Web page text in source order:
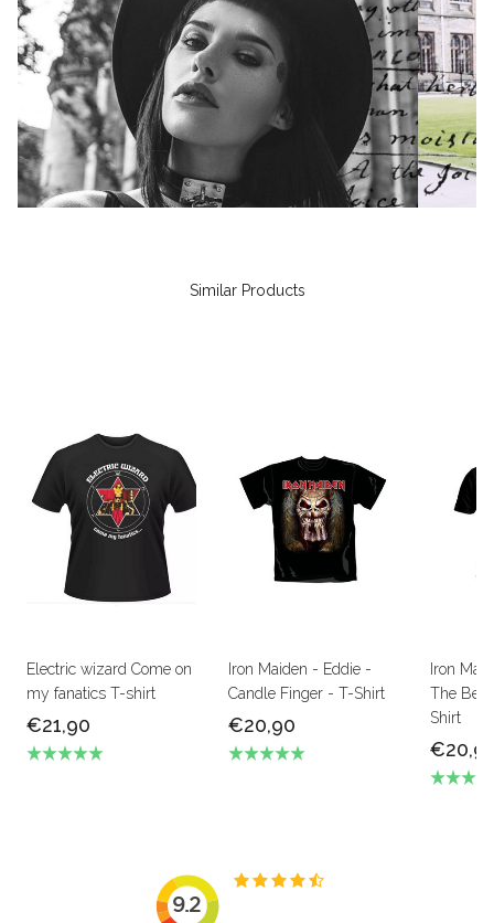
Similar Products
Electric wizard Come on
my fanatics T-shirt
€21,90
Iron Maiden - Eddie -
Candle Finger - T-Shirt
€20,90
Iron
The
Shirt